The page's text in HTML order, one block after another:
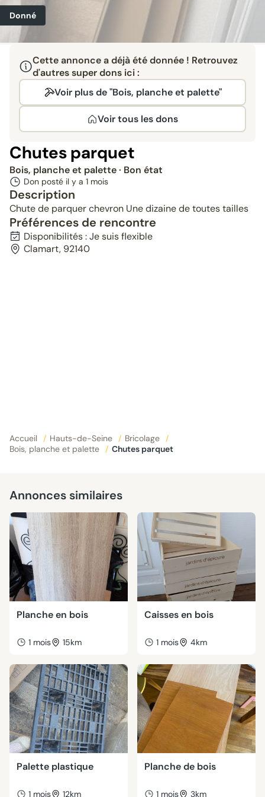
Donné
Cette annonce a déjà été donnée ! Retrouvez
d'autres super dons ici :
Voir plus de "Bois, planche et palette"
Voir tous les dons
Chutes parquet
Bois, planche et palette· Bon état
Don posté il y a 1 mois
Description
Chute de parquer chevron Une dizaine de toutes tailles
Préférences de rencontre
Disponibilités : Je suis flexible
Clamart, 92140
Accueil / Hauts-de-Seine / Bricolage
/
Bois, planche et palette
/ Chutes parquet
Annonces similaires
Planche en bois
1 mois 15km
Caisses en bois
1 mois 4km
Palette plastique
1 mois 12km
Planche de bois
1 mois 3km